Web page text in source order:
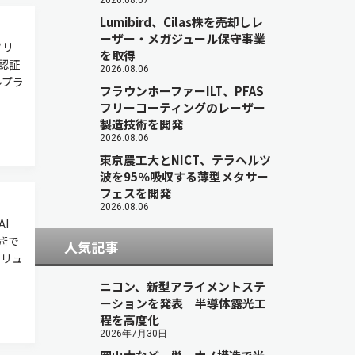
証
ラ
で
ュ
Lumibird、Cilas株を売却しレ
ーザー・メガジュール保守事業
を取得
2026.08.06
フラウンホーファーILT、PFAS
フリーコーティングのレーザー
製造技術を開発
2026.08.06
東京農工大とNICT、テラヘルツ
波を95％吸収する薄型メタサー
フェスを開発
2026.08.06
人気記事
ニコン、新型アライメントステ
ーションを発表 半導体露光工
程を高度化
2026年7月30日